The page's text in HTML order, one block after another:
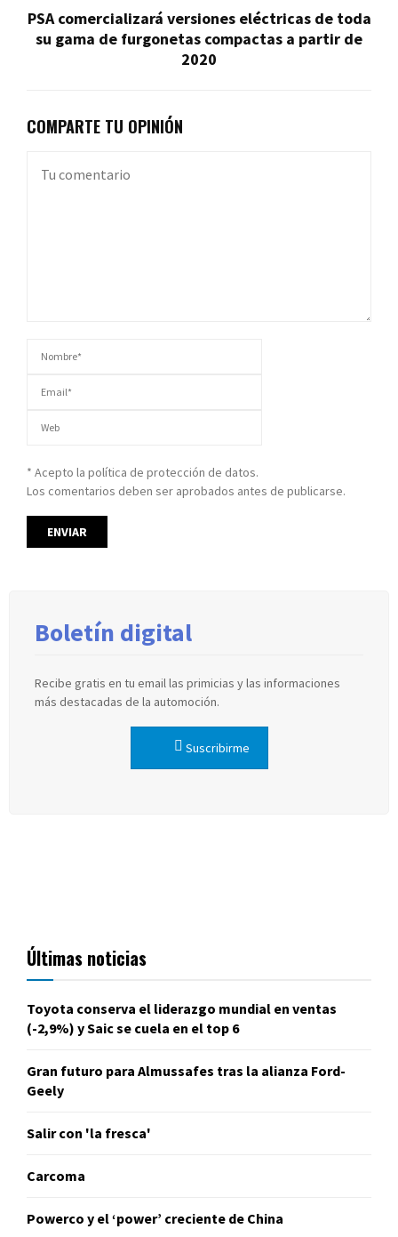
PSA comercializará versiones eléctricas de toda
su gama de furgonetas compactas a partir de
2020
COMPARTE TU OPINIÓN
* Acepto la política de protección de datos.
Los comentarios deben ser aprobados antes de publicarse.
Boletín digital
Recibe gratis en tu email las primicias y las informaciones
más destacadas de la automoción.
Suscribirme
Últimas noticias
Toyota conserva el liderazgo mundial en ventas
(-2,9%) y Saic se cuela en el top 6
Gran futuro para Almussafes tras la alianza Ford-
Geely
Salir con 'la fresca'
Carcoma
Powerco y el ‘power’ creciente de China